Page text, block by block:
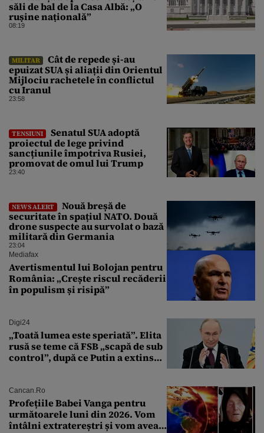
săli de bal de la Casa Albă: „O
rușine națională”
08:19
MILITAR
Cât de repede și-au
epuizat SUA și aliații din Orientul
Mijlociu rachetele în conflictul
cu Iranul
23:58
TENSIUNI
Senatul SUA adoptă
proiectul de lege privind
sancțiunile împotriva Rusiei,
promovat de omul lui Trump
23:40
NEWS ALERT
Nouă breșă de
securitate în spațiul NATO. Două
drone suspecte au survolat o bază
militară din Germania
23:04
Mediafax
Avertismentul lui Bolojan pentru
România: „Crește riscul recăderii
în populism și risipă”
Digi24
„Toată lumea este speriată”. Elita
rusă se teme că FSB „scapă de sub
control”, după ce Putin a extins
Cancan.ro
Profețiile Babei Vanga pentru
următoarele luni din 2026. Vom
întâlni extratereștri și vom avea